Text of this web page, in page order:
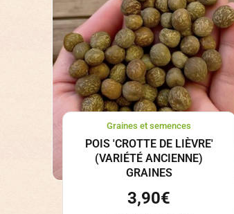
Graines et semences
POIS 'CROTTE DE LIÈVRE'
(VARIÉTÉ ANCIENNE)
GRAINES
3,90€